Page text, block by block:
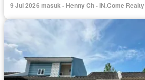
9 Jul 2026 masuk - Henny Ch - IN.Come Realty